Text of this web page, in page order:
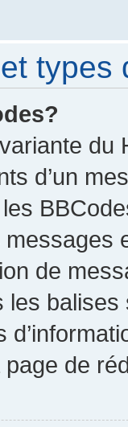
types
du
d’un
de
les
de